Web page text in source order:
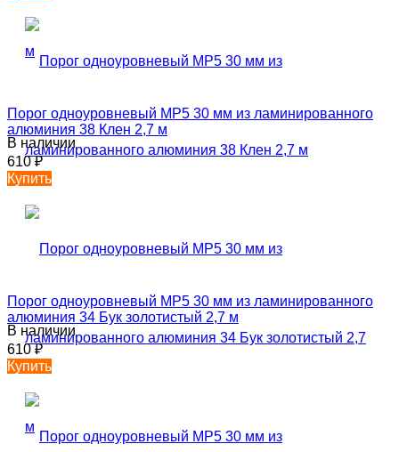
Порог одноуровневый MP5 30 мм из ламинированного
алюминия 38 Клен 2,7 м
В наличии
610₽
Купить
Порог одноуровневый MP5 30 мм из ламинированного
алюминия 34 Бук золотистый 2,7 м
В наличии
610₽
Купить